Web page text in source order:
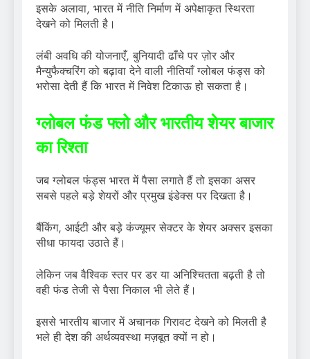
इसके अलावा, भारत में नीति निर्माण में अपेक्षाकृत स्थिरता
देखने को मिलती है।
लंबी अवधि की योजनाएँ, बुनियादी ढाँचे पर ज़ोर और
मैन्युफैक्चरिंग को बढ़ावा देने वाली नीतियाँ ग्लोबल फंड्स को
भरोसा देती हैं कि भारत में निवेश टिकाऊ हो सकता है।
ग्लोबल फंड फ्लो और भारतीय शेयर बाजार
का रिश्ता
जब ग्लोबल फंड्स भारत में पैसा लगाते हैं तो इसका असर
सबसे पहले बड़े शेयरों और प्रमुख इंडेक्स पर दिखता है।
बैंकिंग, आईटी और बड़े कंज्यूमर सेक्टर के शेयर अक्सर इसका
सीधा फायदा उठाते हैं।
लेकिन जब वैश्विक स्तर पर डर या अनिश्चितता बढ़ती है तो
वही फंड तेजी से पैसा निकाल भी लेते हैं।
इससे भारतीय बाजार में अचानक गिरावट देखने को मिलती है
भले ही देश की अर्थव्यवस्था मज़बूत क्यों न हो।